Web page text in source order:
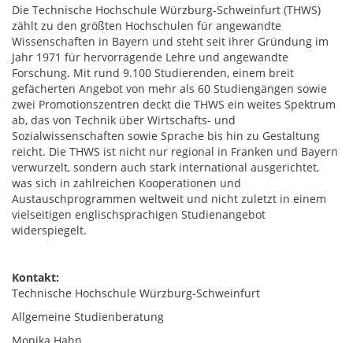
Die Technische Hochschule Würzburg-Schweinfurt (THWS)
zählt zu den größten Hochschulen für angewandte
Wissenschaften in Bayern und steht seit ihrer Gründung im
Jahr 1971 für hervorragende Lehre und angewandte
Forschung. Mit rund 9.100 Studierenden, einem breit
gefächerten Angebot von mehr als 60 Studiengängen sowie
zwei Promotionszentren deckt die THWS ein weites Spektrum
ab, das von Technik über Wirtschafts- und
Sozialwissenschaften sowie Sprache bis hin zu Gestaltung
reicht. Die THWS ist nicht nur regional in Franken und Bayern
verwurzelt, sondern auch stark international ausgerichtet,
was sich in zahlreichen Kooperationen und
Austauschprogrammen weltweit und nicht zuletzt in einem
vielseitigen englischsprachigen Studienangebot
widerspiegelt.
Kontakt:
Technische Hochschule Würzburg-Schweinfurt
Allgemeine Studienberatung